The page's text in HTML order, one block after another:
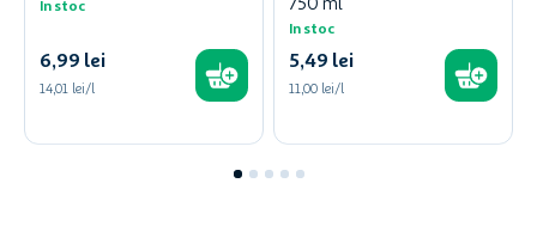
In stoc
6,99 lei
14,01 lei/l
750 ml
In stoc
5,49 lei
11,00 lei/l